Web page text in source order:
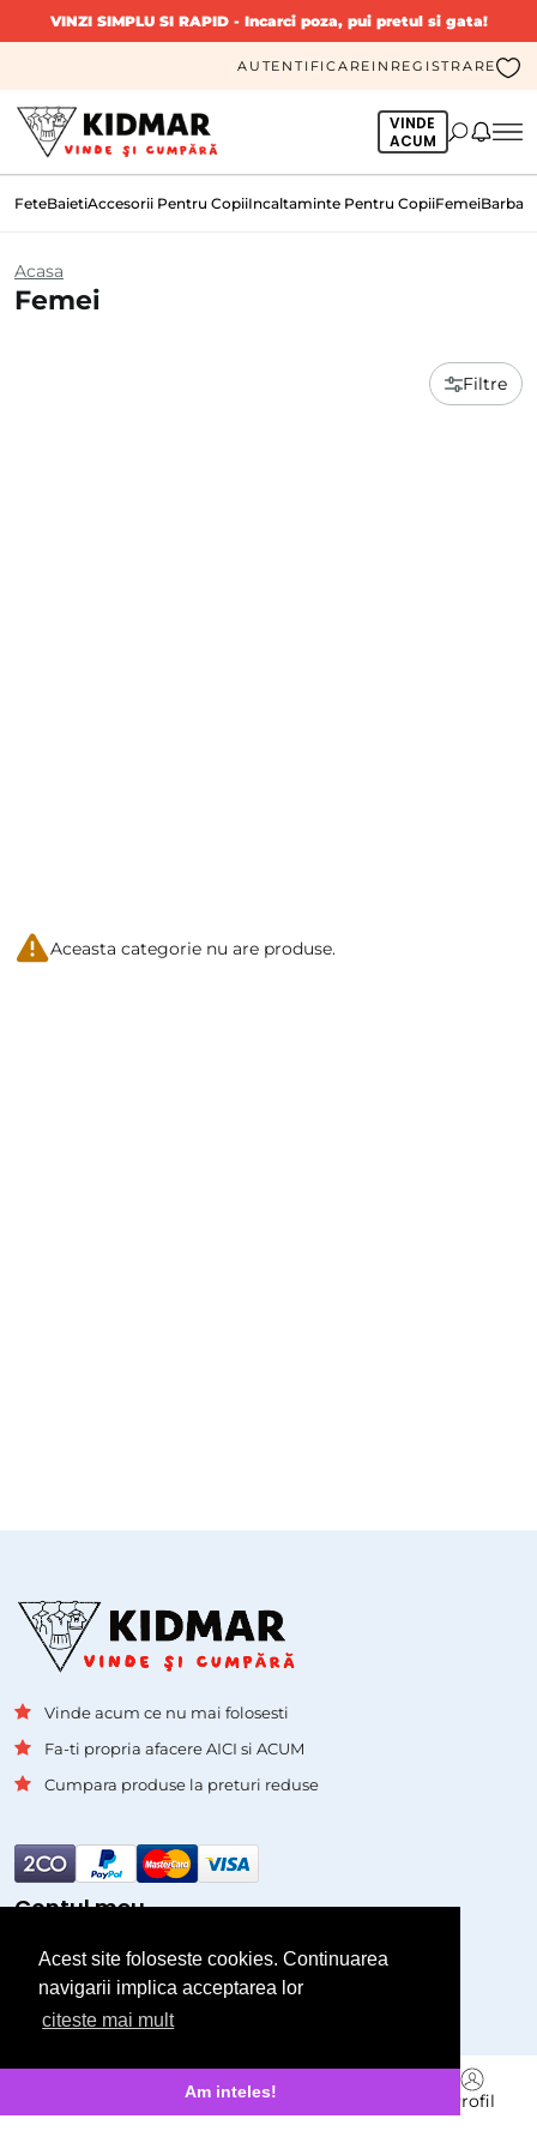
Acest site foloseste cookies. Continuarea
navigarii implica acceptarea lor
citeste mai mult
Am inteles!
VINZI SIMPLU SI RAPID- Incarci poza, pui pretul si gata!
AUTENTIFICARE INREGISTRARE
VINDE
ACUM
FeteBaietiAccesorii Pentru CopiiIncaltaminte Pentru CopiiFemeiBarbati
Acasa
Femei
Filtre
Aceasta categorie nu are produse.
Vinde acum ce nu mai folosesti
Fa-ti propria afacere AICI si ACUM
Cumpara produse la preturi reduse
Contul meu
Autentificare
Inregistrare
Pagini
Asistenta
Cauta Vinde Profil